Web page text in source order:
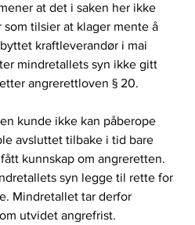
at det i saken her ikke
tilsier at klager mente å
kraftleverandør i mai
mindretallets syn ikke gitt
angrerettloven § 20.
kunde ikke kan påberope
avsluttet tilbake i tid bare
kunnskap om angreretten.
syn legge til rette for
Mindretallet tar derfor
utvidet angrefrist.